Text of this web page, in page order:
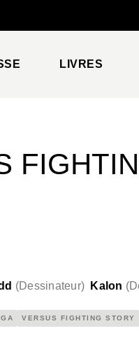
LIVRES
(Dessinateur) Kalon (
VERSUS FIGHTING STORY